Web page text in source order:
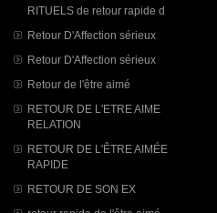
RITUELS de retour rapide d
Retour D'Affection sérieux
Retour D'Affection sérieux
Retour de l'être aimé
RETOUR DE L'ETRE AIME
RELATION
RETOUR DE L'ÊTRE AIMÉE
RAPIDE
RETOUR DE SON EX